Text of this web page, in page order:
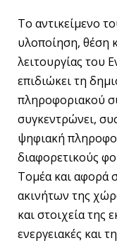
Το αντικείμενο
υλοποίηση, θέση
λειτουργίας του
επιδιώκει τη
πληροφοριακού
συγκεντρώνει,
ψηφιακή
διαφορετικούς
Τομέα και αφορά
ακινήτων της
και στοιχεία της
ενεργειακές και